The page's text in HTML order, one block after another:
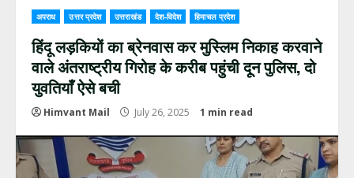
अपराध उत्तर प्रदेश उत्तराखंड देश-विदेश हिमाचल प्रदेश
हिंदू लड़कियों का ब्रेनवास कर मुस्लिम निकाह करवाने
वाले अंतराष्ट्रीय गिरोह के करीब पहुंची दून पुलिस, दो
युवतियाँ ऐसे बची
Himvant Mail July 26, 2025 1 min read